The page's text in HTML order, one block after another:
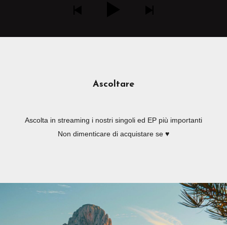
Ascoltare
Ascolta in streaming i nostri singoli ed EP più importanti
Non dimenticare di acquistare se ♥